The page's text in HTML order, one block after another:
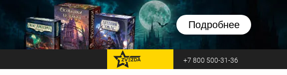
Подробнее
перейти на Zvezda +7 800 500-31-36